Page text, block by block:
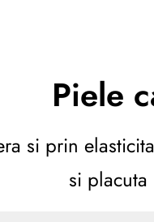
Piele
si prin
si